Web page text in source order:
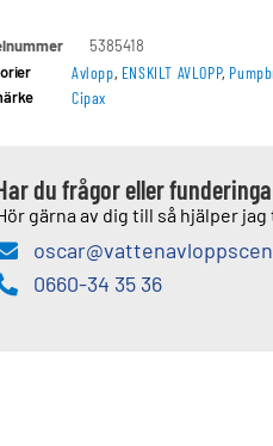
5385418
Avlopp, ENSKILT AVLOPP,
Cipax
du frågor eller
gärna av dig till så hjälper jag
0660-34 35 36